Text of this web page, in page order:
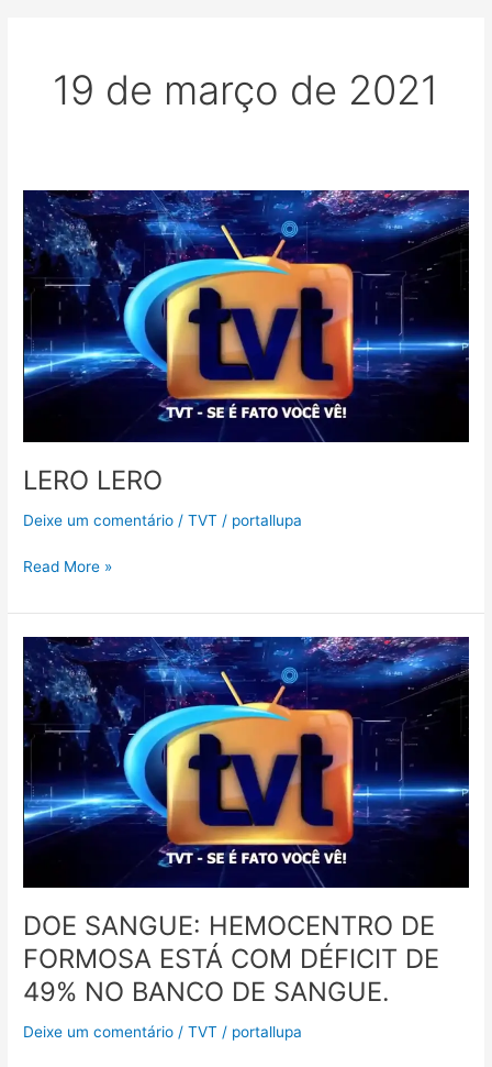
19 de março de 2021
LERO LERO
Deixe um comentário /TVT / portallupa
LERO
LERO
Read More »
DOE SANGUE: HEMOCENTRO DE
FORMOSA ESTÁ COM DÉFICIT DE
49% NO BANCO DE SANGUE.
Deixe um comentário /TVT / portallupa
DOE
SANGUE:
HEMOCENTRO
DE
FORMOSA
ESTÁ
COM
DÉFICIT
DE
NO
BANCO
DE
SANGUE.